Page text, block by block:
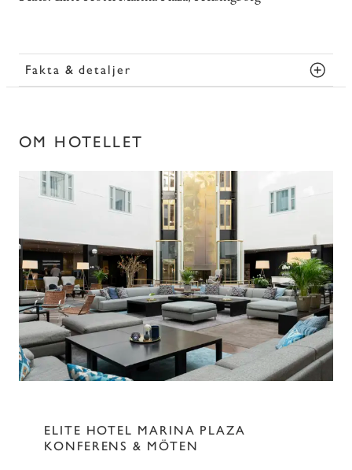
Fakta & detaljer
OM HOTELLET
ELITE HOTEL MARINA PLAZA
KONFERENS & MÖTEN